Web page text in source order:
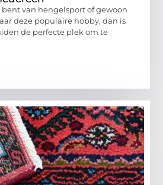
van hengelsport of gewoon
deze populaire hobby, dan is
de perfecte plek om te